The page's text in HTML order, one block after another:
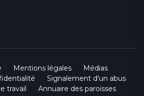
Mentions légales
Médias
Signalement d'un abus
travail
Annuaire des paroisses